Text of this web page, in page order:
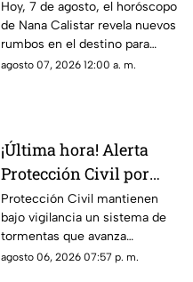
Calistar: Este será tu
mejor beneficio
Hoy, 7 de agosto, el horóscopo
de Nana Calistar revela nuevos
rumbos en el destino para
estos signos
agosto 07, 2026 12:00 a. m.
¡Última hora! Alerta
Protección Civil por
tormenta que se acerca
a Ciudad Juárez y El
Paso: piden extremar
precauciones
Protección Civil mantienen
bajo vigilancia un sistema de
tormentas que avanza
lentamente hacia el suroeste y
agosto 06, 2026 07:57 p. m.